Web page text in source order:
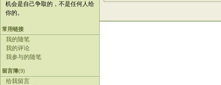
机会是自己争取的，不是任何人给
你的。
常用链接
我的随笔
我的评论
我参与的随笔
留言簿(9)
给我留言